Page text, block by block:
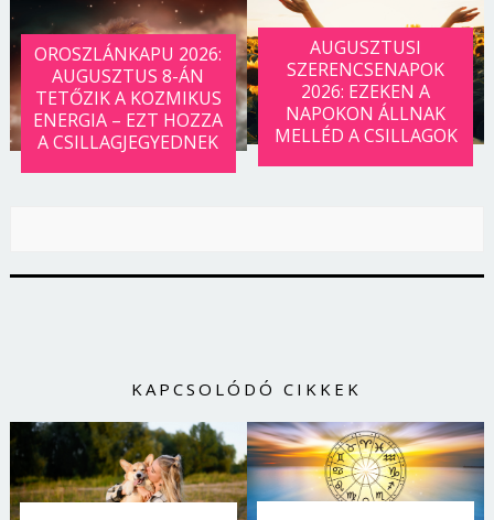
OROSZLÁNKAPU 2026:
AUGUSZTUS 8-ÁN
TETŐZIK A KOZMIKUS
ENERGIA – EZT HOZZA
A CSILLAGJEGYEDNEK
AUGUSZTUSI
SZERENCSENAPOK
2026: EZEKEN A
NAPOKON ÁLLNAK
MELLÉD A CSILLAGOK
KAPCSOLÓDÓ CIKKEK